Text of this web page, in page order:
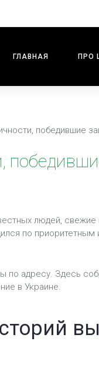
ГЛАВНАЯ ПРО
победившие
людей, свежие
по
по адресу. Здесь
в Украине.